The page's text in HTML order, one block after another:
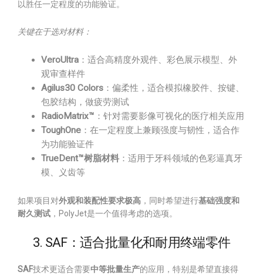
以胜任一定程度的功能验证。
关键在于选对材料：
VeroUltra ：适合高精度外观件、彩色展示模型、外
观审查样件
Agilus30 Colors ：偏柔性，适合模拟橡胶件、按键、
包胶结构，做疲劳测试
RadioMatrix™ ：针对需要影像可视化的医疗相关应用
ToughOne ：在一定程度上兼顾强度与韧性，适合作
为功能验证件
TrueDent™树脂材料 ：适用于牙科领域的色彩逼真牙
模、义齿等
如果项目对外观和装配性要求极高 ，同时希望进行基础强度和
耐久测试 ，PolyJet是一个值得考虑的选项。
3. SAF：适合批量化和耐用终端零件
SAF技术更适合需要中等批量生产的应用，特别是希望直接得